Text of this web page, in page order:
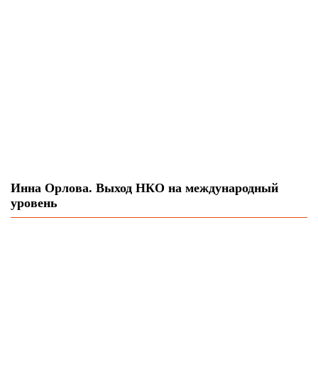
Инна Орлова. Выход НКО на международный
уровень